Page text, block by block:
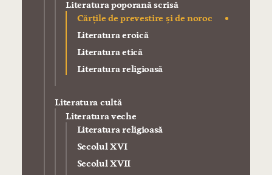
Literatura poporană scrisă
Cărţile de prevestire şi de noroc
Literatura eroică
Literatura etică
Literatura religioasă
Literatura cultă
Literatura veche
Literatura religioasă
Secolul XVI
Secolul XVII